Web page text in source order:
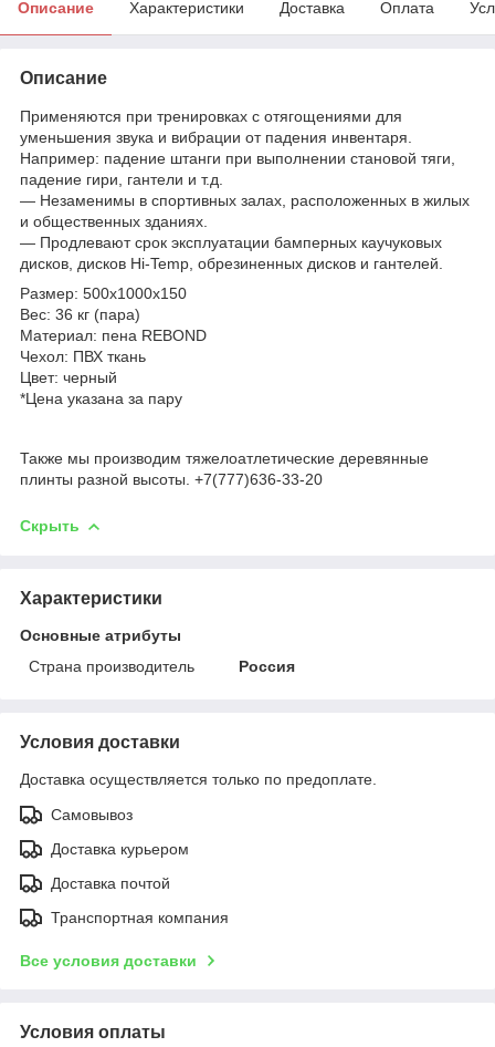
Описание Характеристики Доставка Оплата
Описание
Применяются при тренировках с отягощениями для
уменьшения звука и вибрации от падения инвентаря.
Например: падение штанги при выполнении становой тяги,
падение гири, гантели и т.д.
— Незаменимы в спортивных залах, расположенных в жилых
и общественных зданиях.
— Продлевают срок эксплуатации бамперных каучуковых
дисков, дисков Hi-Temp, обрезиненных дисков и гантелей.
Размер: 500х1000х150
Вес: 36 кг (пара)
Материал: пена REBOND
Чехол: ПВХ ткань
Цвет: черный
*Цена указана за пару
Также мы производим тяжелоатлетические деревянные
плинты разной высоты. +7(777)636-33-20
Скрыть
Характеристики
Основные атрибуты
Страна производитель
Россия
Условия доставки
Доставка осуществляется только по предоплате.
Самовывоз
Доставка курьером
Доставка почтой
Транспортная компания
Все условия доставки
Условия оплаты